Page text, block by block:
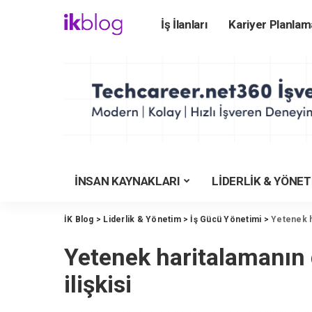
İş İlanları Kariyer
Üniversite Rehberi
Üniversiteler
Üniversite
Meslekler Rehberi
YKS Puan
İNSAN KAYNAKLARI LİDERLİK &
İK Blog > Liderlik & Yönetim> İş Gücü Yönetimi >Yetenek
Yetenek
ilişkisi